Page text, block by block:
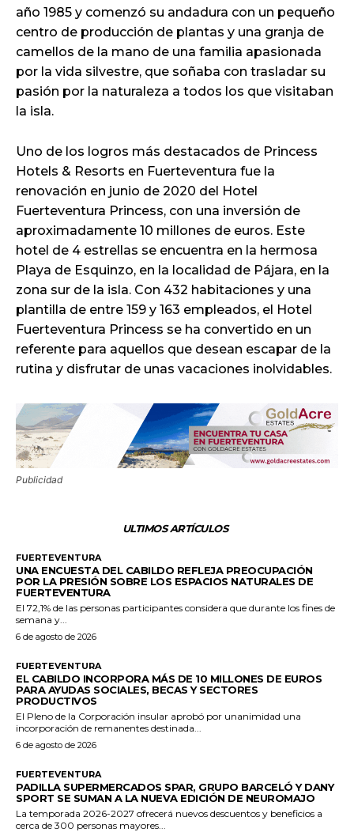
año 1985 y comenzó su andadura con un pequeño
centro de producción de plantas y una granja de
camellos de la mano de una familia apasionada
por la vida silvestre, que soñaba con trasladar su
pasión por la naturaleza a todos los que visitaban
la isla.
Uno de los logros más destacados de Princess
Hotels & Resorts en Fuerteventura fue la
renovación en junio de 2020 del Hotel
Fuerteventura Princess, con una inversión de
aproximadamente 10 millones de euros. Este
hotel de 4 estrellas se encuentra en la hermosa
Playa de Esquinzo, en la localidad de Pájara, en la
zona sur de la isla. Con 432 habitaciones y una
plantilla de entre 159 y 163 empleados, el Hotel
Fuerteventura Princess se ha convertido en un
referente para aquellos que desean escapar de la
rutina y disfrutar de unas vacaciones inolvidables.
Publicidad
ULTIMOS ARTÍCULOS
FUERTEVENTURA
UNA ENCUESTA DEL CABILDO REFLEJA PREOCUPACIÓN
POR LA PRESIÓN SOBRE LOS ESPACIOS NATURALES DE
FUERTEVENTURA
El 72,1% de las personas participantes considera que durante los fines de
semana y...
6 de agosto de 2026
FUERTEVENTURA
EL CABILDO INCORPORA MÁS DE 10 MILLONES DE EUROS
PARA AYUDAS SOCIALES, BECAS Y SECTORES
PRODUCTIVOS
El Pleno de la Corporación insular aprobó por unanimidad una
incorporación de remanentes destinada...
6 de agosto de 2026
FUERTEVENTURA
PADILLA SUPERMERCADOS SPAR, GRUPO BARCELÓ Y DANY
SPORT SE SUMAN A LA NUEVA EDICIÓN DE NEUROMAJO
La temporada 2026-2027 ofrecerá nuevos descuentos y beneficios a
cerca de 300 personas mayores...